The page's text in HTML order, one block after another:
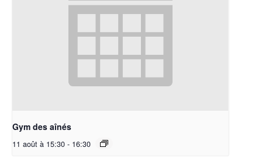
Gym des aînés
11 août à 15:30 - 16:30